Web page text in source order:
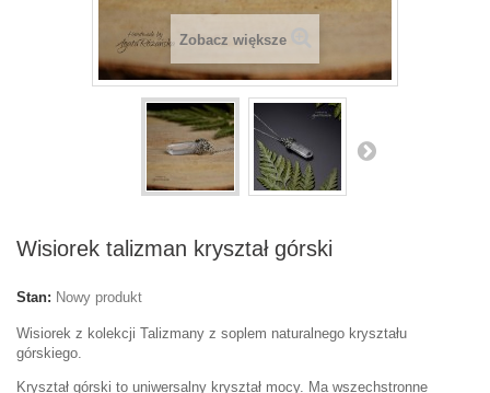
Zobacz większe
Wisiorek talizman kryształ górski
Stan: Nowy produkt
Wisiorek z kolekcji Talizmany z soplem naturalnego kryształu
górskiego.
Kryształ górski to uniwersalny kryształ mocy. Ma wszechstronne